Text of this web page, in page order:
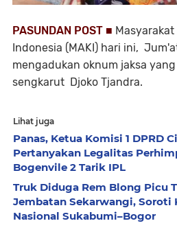
PASUNDAN POST ■
Indonesia (MAKI) hari ini,
mengadukan oknum jaksa
sengkarut Djoko Tjandra.
Lihat juga
Panas, Ketua Komisi 1 DPRD
Pertanyakan Legalitas
Bogenvile 2 Tarik IPL
Truk Diduga Rem Blong Picu
Jembatan Sekarwangi, Soroti
Nasional Sukabumi–Bogor